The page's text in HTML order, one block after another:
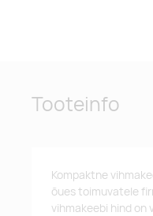
Tooteinfo
Kompaktne
õues toimuvatele
vihmakeebi hind on